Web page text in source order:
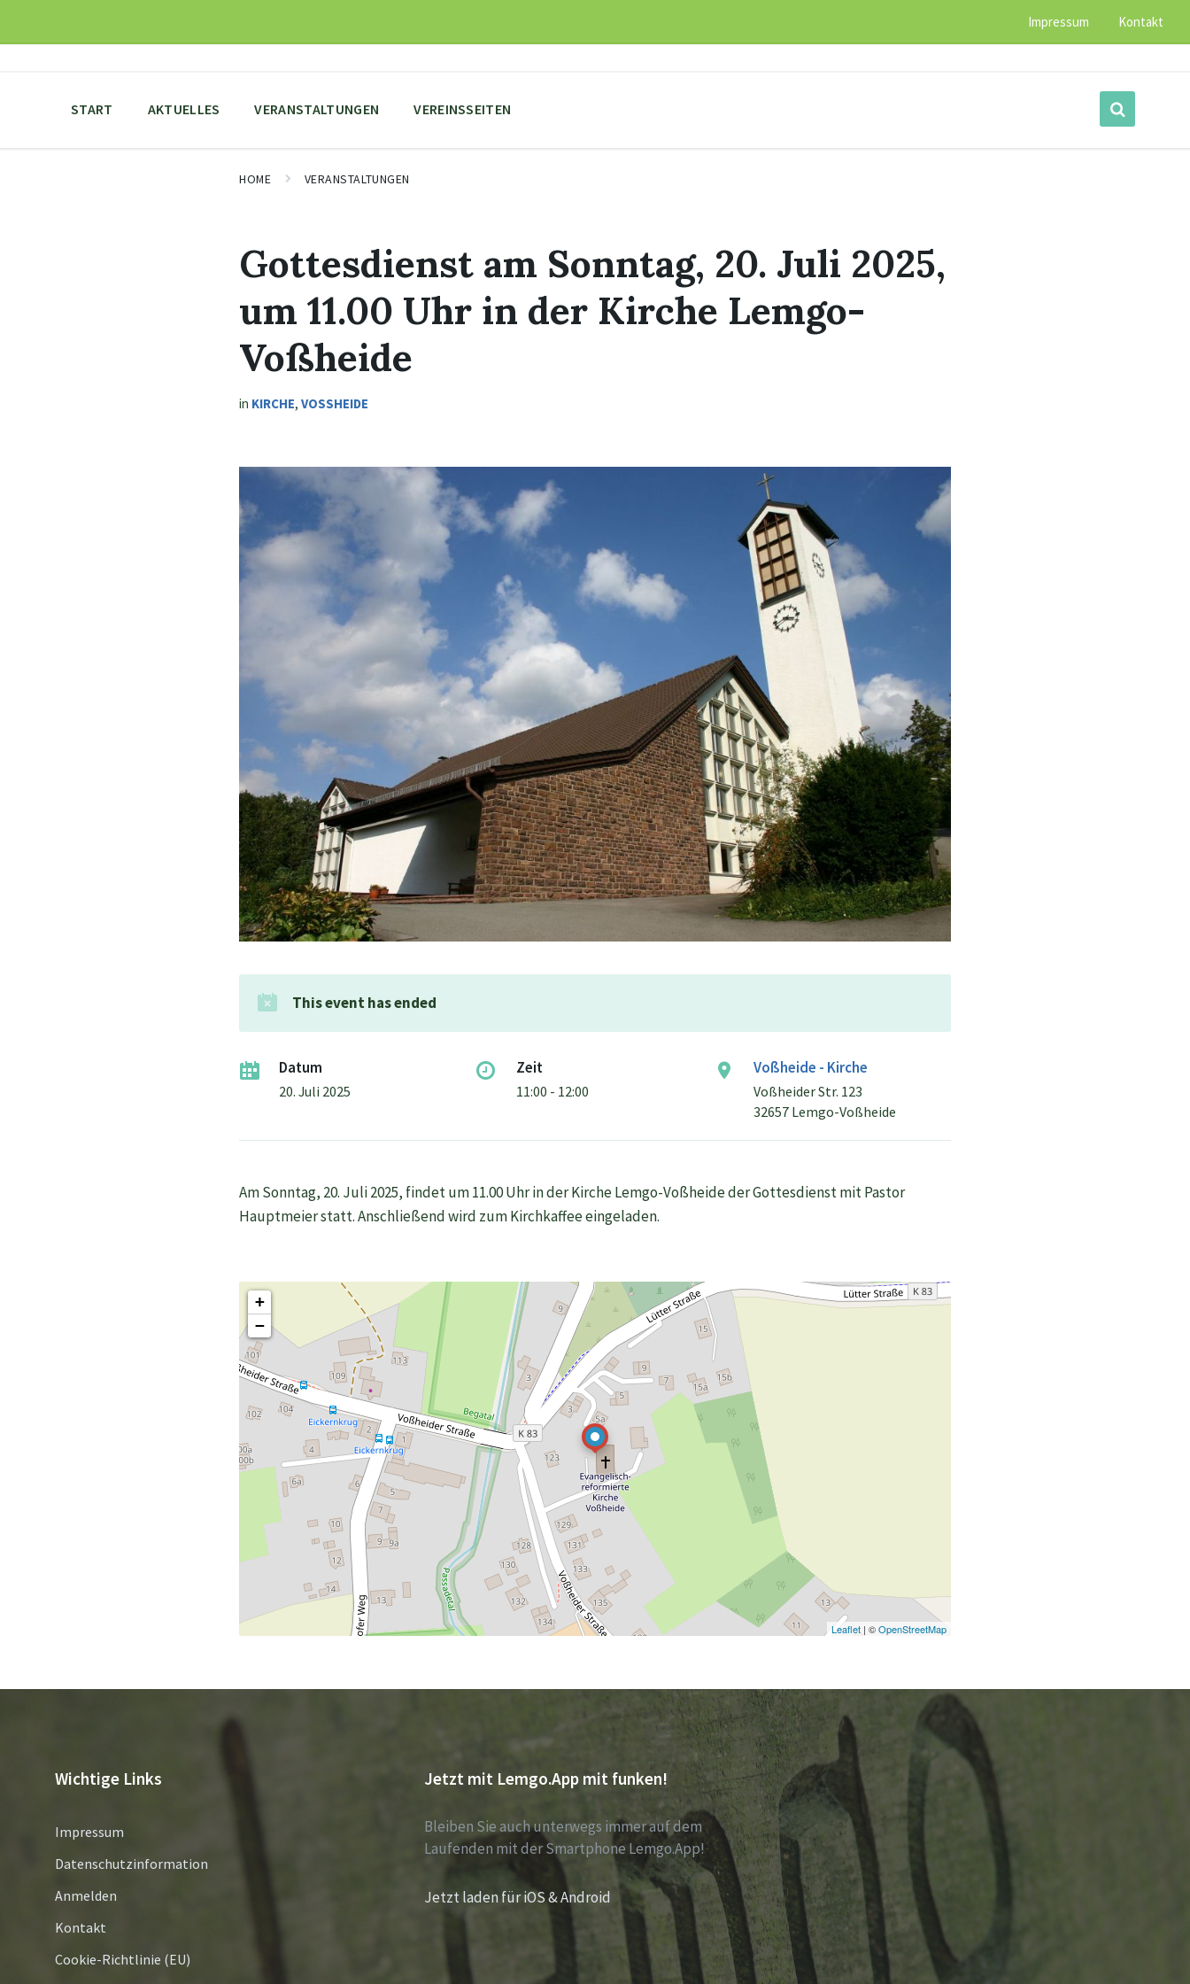
content
main
footer
Impressum Kontakt
START AKTUELLES VERANSTALTUNGEN VEREINSSEITEN
HOME VERANSTALTUNGEN
Gottesdienst am Sonntag, 20. Juli 2025,
um 11.00 Uhr in der Kirche Lemgo-
Voßheide
in KIRCHE,VOSSHEIDE
This event has ended
Datum
20. Juli 2025
Zeit
11:00 - 12:00
Voßheide - Kirche
Voßheider Str. 123
32657 Lemgo-Voßheide
Am Sonntag, 20. Juli 2025, findet um 11.00 Uhr in der Kirche Lemgo-Voßheide der Gottesdienst mit Pastor
Hauptmeier statt. Anschließend wird zum Kirchkaffee eingeladen.
+
−
Leaflet| ©OpenStreetMap
Wichtige Links
Impressum
Datenschutzinformation
Anmelden
Kontakt
Cookie-Richtlinie (EU)
Jetzt mit Lemgo.App mit funken!
Bleiben Sie auch unterwegs immer auf dem
Laufenden mit der Smartphone Lemgo.App!
Jetzt laden für iOS & Android